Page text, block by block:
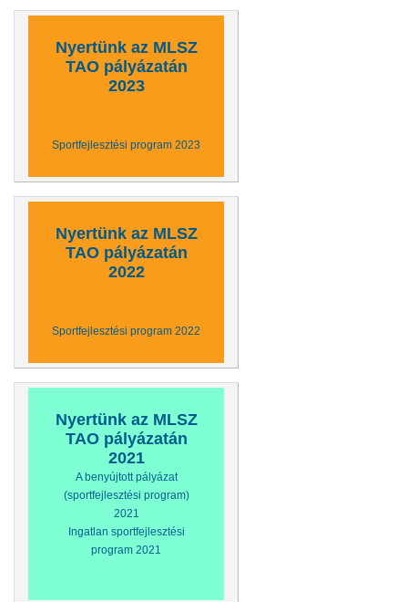
Nyertünk az MLSZ
TAO pályázatán
2023
Sportfejlesztési program 2023
Nyertünk az MLSZ
TAO pályázatán
2022
Sportfejlesztési program 2022
Nyertünk az MLSZ
TAO pályázatán
2021
A benyújtott pályázat
(sportfejlesztési program)
2021
Ingatlan sportfejlesztési
program 2021